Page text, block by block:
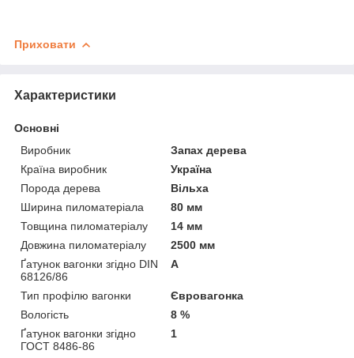
Приховати
Характеристики
Основні
Виробник
Запах дерева
Країна виробник
Україна
Порода дерева
Вільха
Ширина пиломатеріала
80 мм
Товщина пиломатеріалу
14 мм
Довжина пиломатеріалу
2500 мм
Ґатунок вагонки згідно DIN
68126/86
А
Тип профілю вагонки
Євровагонка
Вологість
8 %
Ґатунок вагонки згідно
ГОСТ 8486-86
1